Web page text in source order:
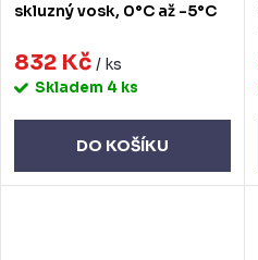
skluzný vosk, 0°C až -5°C
832 Kč / ks
Skladem 4 ks
DO KOŠÍKU